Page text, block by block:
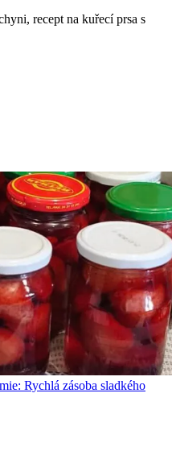
recept na kuřecí prsa s
Rychlá zásoba sladkého